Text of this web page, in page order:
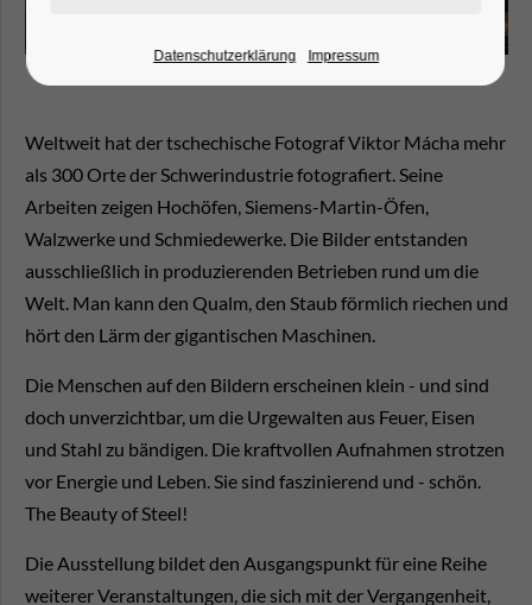
Weltweit hat der tschechische Fotograf Viktor Mácha mehr
als 300 Orte der Schwerindustrie fotografiert. Seine
Arbeiten zeigen Hochöfen, Siemens-Martin-Öfen,
Walzwerke und Schmiedewerke. Die Bilder entstanden
ausschließlich in produzierenden Betrieben rund um die
Welt. Man kann den Qualm, den Staub förmlich riechen und
hört den Lärm der gigantischen Maschinen.
Die Menschen auf den Bildern erscheinen klein - und sind
doch unverzichtbar, um die Urgewalten aus Feuer, Eisen
und Stahl zu bändigen. Die kraftvollen Aufnahmen strotzen
vor Energie und Leben. Sie sind faszinierend und - schön.
The Beauty of Steel!
Die Ausstellung bildet den Ausgangspunkt für eine Reihe
weiterer Veranstaltungen, die sich mit der Vergangenheit,
Datenschutzerklärung Impressum